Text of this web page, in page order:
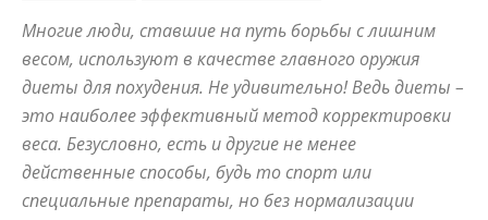
эффективные
Многие люди, ставшие на путь борьбы с лишним
весом, используют в качестве главного оружия
диеты для похудения. Не удивительно! Ведь диеты –
это наиболее эффективный метод корректировки
веса. Безусловно, есть и другие не менее
действенные способы, будь то спорт или
специальные препараты, но без нормализации